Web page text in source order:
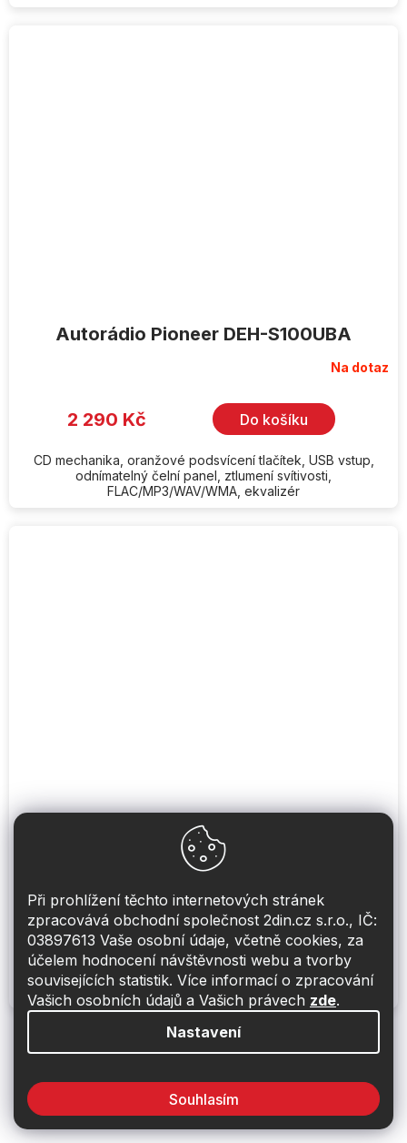
Při prohlížení těchto internetových stránek
zpracovává obchodní společnost 2din.cz s.r.o., IČ:
03897613 Vaše osobní údaje, včetně cookies, za
účelem hodnocení návštěvnosti webu a tvorby
souvisejících statistik. Více informací o zpracování
Vašich osobních údajů a Vašich právech zde.
Nastavení
Souhlasím
Autorádio Pioneer DEH-S100UBA
Na dotaz
2 290 Kč Do košíku
CD mechanika, oranžové podsvícení tlačítek, USB vstup,
odnímatelný čelní panel, ztlumení svítivosti,
FLAC/MP3/WAV/WMA, ekvalizér
Autorádio Pioneer DEH-X6800DAB
Obvykle skladem do 48hod
4 590 Kč Do košíku
CD mechanika, USB a AUX, výkon 4x50 Watt, DAB tuner,
MP3/WMA/AAC, CD mechanika, multicolor RGB podsvícení
tlačítek, VA LCD displej
O
l
á
d
a